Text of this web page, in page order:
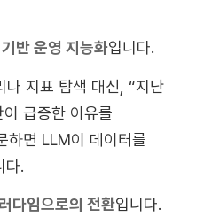
반 운영 지능화입니다.
지표 탐색 대신, “지난
급증한 이유를
하면 LLM이 데이터를
다.
임으로의 전환입니다.